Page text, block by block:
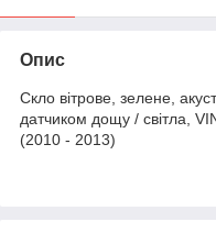
Опис
Скло вітрове, зелене,
датчиком дощу / світла,
(2010 - 2013)